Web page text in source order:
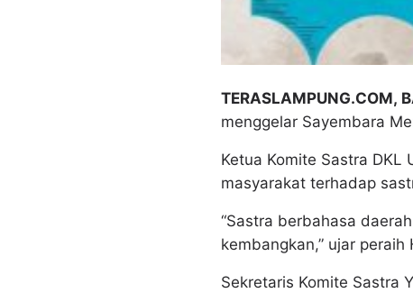
TERASLAMPUNG.COM,
menggelar Sayembara
Ketua Komite Sastra
masyarakat terhadap
“Sastra berbahasa
kembangkan,” ujar
Sekretaris Komite Sastra